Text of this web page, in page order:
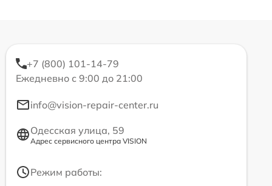
+7 (800) 101-14-79
Ежедневно с 9:00 до 21:00
info@vision-repair-center.ru
Одесская улица, 59
Адрес сервисного центра VISION
Режим работы: